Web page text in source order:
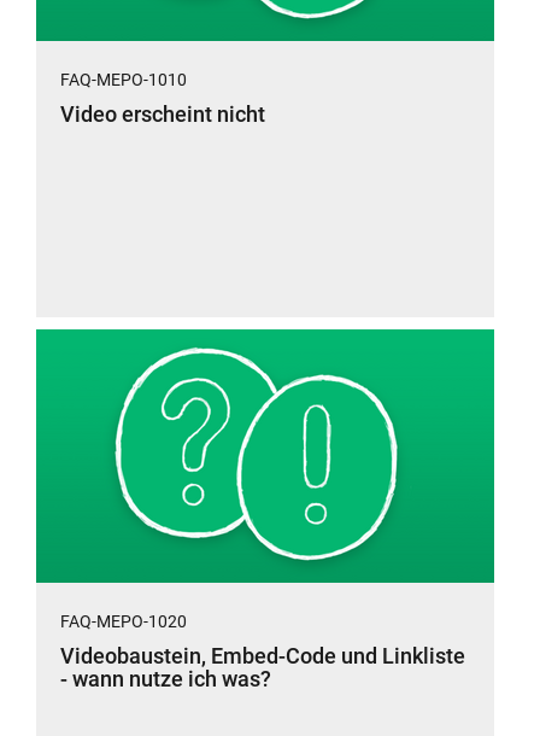
FAQ-MEPO-1010
Video erscheint nicht
FAQ-MEPO-1020
Videobaustein, Embed-Code und Linkliste
- wann nutze ich was?